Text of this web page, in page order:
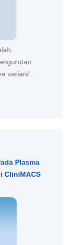
varian/...
Plasma
CliniMACS